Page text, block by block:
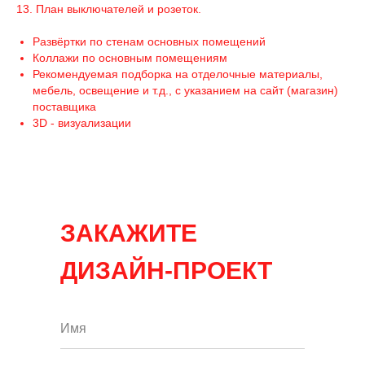
13. План выключателей и розеток.
Развёртки по стенам основных помещений
Коллажи по основным помещениям
Рекомендуемая подборка на отделочные материалы,
мебель, освещение и т.д., с указанием на сайт (магазин)
поставщика
3D - визуализации
ЗАКАЖИТЕ
ДИЗАЙН-ПРОЕКТ